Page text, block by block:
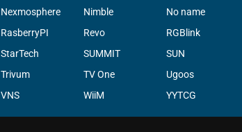
Nexmosphere Nimble No name
RasberryPI Revo RGBlink
StarTech SUMMIT SUN
Trivum TV One Ugoos
VNS WiiM YYTCG